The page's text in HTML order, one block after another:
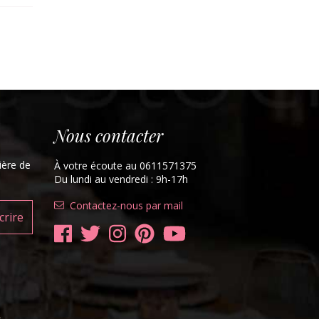
de
Nous contacter
À votre écoute au 0611571375
Du lundi au vendredi : 9h-17h
Contactez-nous par mail